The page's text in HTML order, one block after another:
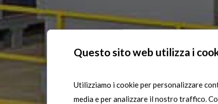
Questo sito web utilizza i
Utilizziamo i cookie per personalizzare
media e per analizzare il nostro traffico.